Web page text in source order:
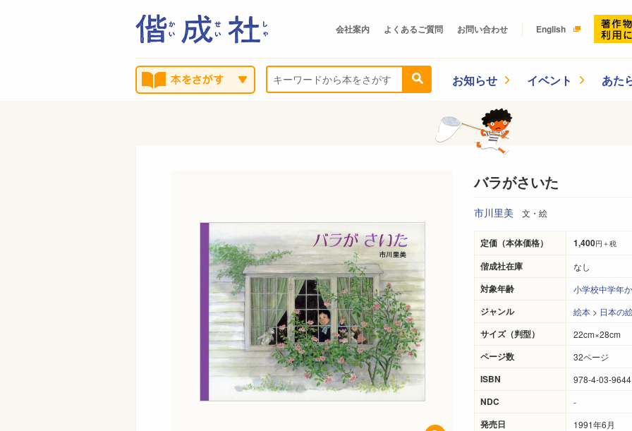
会社案内 よくあるご質問 お問い合わせ English
お知らせ イベント あた
バラがさいた
市川里美 文・絵
定価（本体価格） 1,400円＋税
偕成社在庫 なし
対象年齢 小学校中学年
ジャンル 絵本 > 日本の
サイズ（判型） 22cm×28cm
ページ数 32ページ
ISBN 978-4-03-
NDC -
発売日 1991年6月